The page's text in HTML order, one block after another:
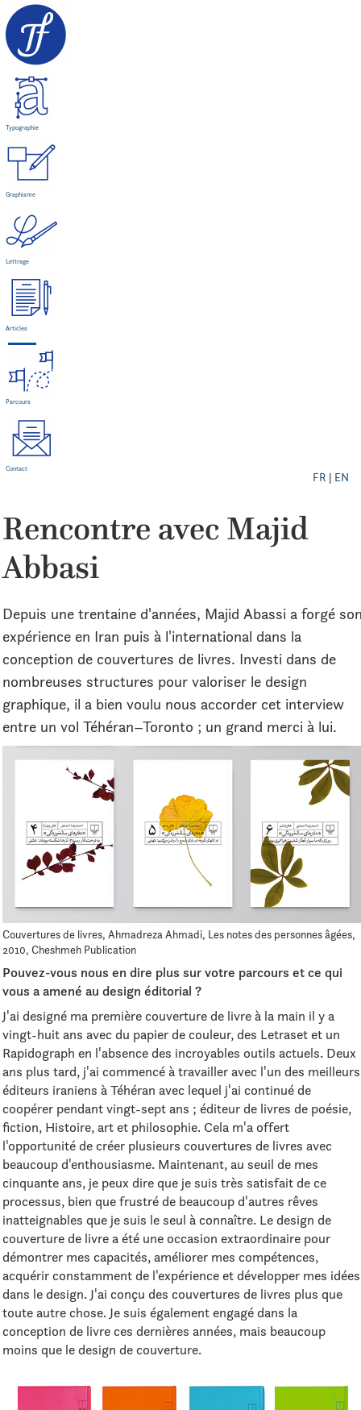
Typographie
Graphisme
Lettrage
Articles
Parcours
Contact
FR | EN
Rencontre avec Majid
Abbasi
Depuis une trentaine d'années, Majid Abassi a forgé
expérience en Iran puis à l'international dans la
conception de couvertures de livres. Investi dans de
nombreuses structures pour valoriser le design
graphique, il a bien voulu nous accorder cet interview
entre un vol Téhéran–Toronto ; un grand merci à lui.
Couvertures de livres, Ahmadreza Ahmadi, Les notes des personnes âgées,
2010, Cheshmeh Publication
Pouvez-vous nous en dire plus sur votre parcours et ce qui
vous a amené au design éditorial ?
J'ai designé ma première couverture de livre à la main il y a
vingt-huit ans avec du papier de couleur, des Letraset et un
Rapidograph en l'absence des incroyables outils actuels. Deux
ans plus tard, j'ai commencé à travailler avec l'un des meilleurs
éditeurs iraniens à Téhéran avec lequel j'ai continué de
coopérer pendant vingt-sept ans ; éditeur de livres de poésie,
fiction, Histoire, art et philosophie. Cela m'a offert
l'opportunité de créer plusieurs couvertures de livres avec
beaucoup d'enthousiasme. Maintenant, au seuil de mes
cinquante ans, je peux dire que je suis très satisfait de ce
processus, bien que frustré de beaucoup d'autres rêves
inatteignables que je suis le seul à connaître. Le design de
couverture de livre a été une occasion extraordinaire pour
démontrer mes capacités, améliorer mes compétences,
acquérir constamment de l'expérience et développer mes idées
dans le design. J'ai conçu des couvertures de livres plus que
toute autre chose. Je suis également engagé dans la
conception de livre ces dernières années, mais beaucoup
moins que le design de couverture.